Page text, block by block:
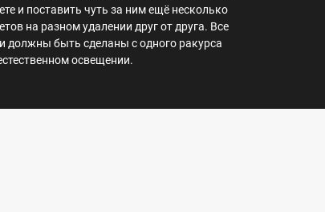
и поставить чуть за ним ещё несколько
на разном удалении друг от друга. Все
должны быть сделаны с одного ракурса
освещении.